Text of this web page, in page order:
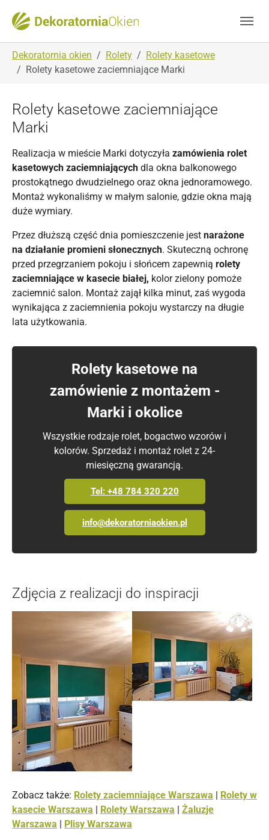
You are here:
Dekoratornia okien Rolety
Rolety kasetowe
Rolety kasetowe zaciemniające Marki
Rolety kasetowe zaciemniające
Marki
Realizacja w mieście Marki dotyczyła zamówienia rolet
kasetowych zaciemniających dla okna balkonowego
prostokątnego dwudzielnego oraz okna jednoramowego.
Montaż wykonaliśmy w małym salonie, gdzie okna mają
duże wymiary.
Przez dłuższą część dnia pomieszczenie jest narażone
na działanie promieni słonecznych. Skuteczną ochronę
przed przegrzaniem pokoju i słońcem zapewnią rolety
zaciemniające w kasecie białej, kolor zielony pomoże
zaciemnić salon. Montaż zajął kilka minut, zaś wygoda
wynikająca z zaciemnienia pokoju wystarczy na długie
lata użytkowania.
Rolety kasetowe na
zamówienie z montażem -
Marki i okolice
Wszystkie rodzaje rolet, bogactwo wzorów i
kolorów. Sprzedaż i montaż rolet z 24-
miesięczną gwarancją.
Tel: +48 784 320 220
info@dekoratorniaokien.pl
Zdjęcia z realizacji do inspiracji
Zobacz także: Rolety zaciemniające Warszawa
Rolety w
kasecie Warszawa
Rolety Warszawa
Żaluzje
Warszawa
Plisy Warszawa